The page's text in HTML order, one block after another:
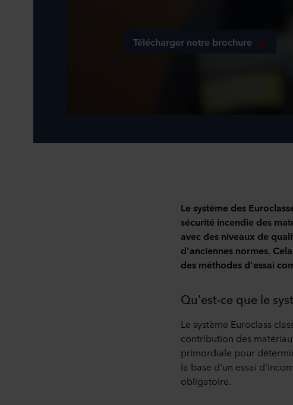
Télécharger notre brochure
Le système des
sécurité incendie des
avec des niveaux de
d'anciennes normes.
des méthodes d'essai
Qu'est-ce que le
Le système Euroclass
contribution des
primordiale pour
la base d'un essai
obligatoire.